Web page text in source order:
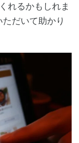
れるかもしれま
だいて助かり